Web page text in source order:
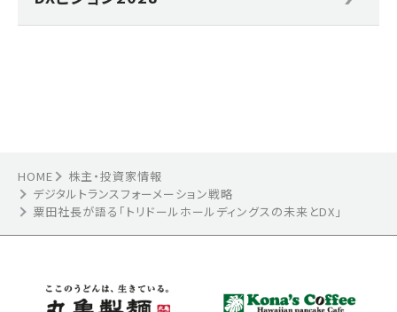
HOME
株主・投資家情報
デジタルトランスフォーメーション戦略
粟田社長が語る「トリドールホールディングスの未来とDX」